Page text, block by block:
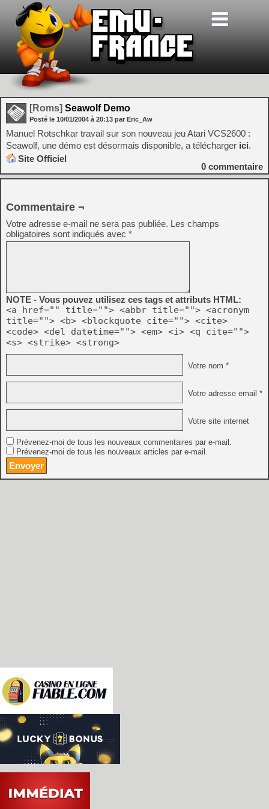
[Roms] Seawolf Demo
Posté le 10/01/2004 à 20:13 par Eric_Aw
Manuel Rotschkar travail sur son nouveau jeu Atari VCS2600 :
Seawolf, une démo est désormais disponible, a télécharger ici.
Site Officiel
0 commentaire
Commentaire ¬
Votre adresse e-mail ne sera pas publiée. Les champs
obligatoires sont indiqués avec *
NOTE - Vous pouvez utilisez ces tags et attributs HTML:
<a href="" title=""> <abbr title=""> <acronym
title=""> <b> <blockquote cite=""> <cite>
<code> <del datetime=""> <em> <i> <q cite="">
<s> <strike> <strong>
Votre nom *
Votre adresse email *
Votre site internet
Prévenez-moi de tous les nouveaux commentaires par e-mail.
Prévenez-moi de tous les nouveaux articles par e-mail.